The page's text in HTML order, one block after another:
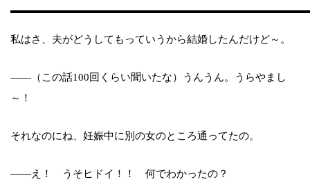
私はさ、夫がどうしてもっていうから結婚したんだけど～。
――（この話100回くらい聞いたな）うんうん。うらやまし
～！
それなのにね、妊娠中に別の女のところ通ってたの。
――え！ うそヒドイ！！ 何でわかったの？